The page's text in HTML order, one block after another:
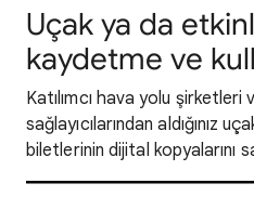
Uçak ya da
kaydetme ve
Katılımcı hava yolu şirketleri
sağlayıcılarından aldığınız
biletlerinin dijital kopyalarını